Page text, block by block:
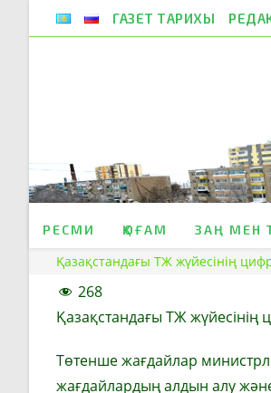
ГАЗЕТ ТАРИХЫ
РЕСМИ ҚОҒАМ ЗАҢ МЕН
Қазақстандағы ТЖ жүйесінің
268
Қазақстандағы ТЖ
Төтенше жағдайлар
жағдайлардың алдын алу